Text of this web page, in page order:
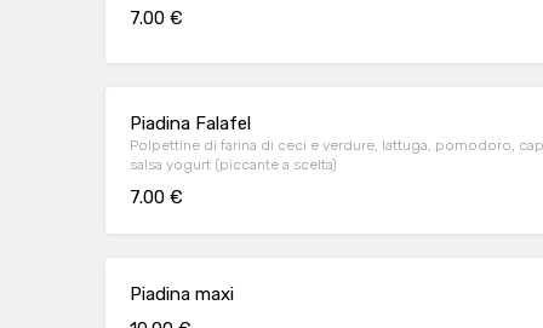
7.00 €
Piadina Falafel
Polpettine di farina di ceci e verdure, lattuga, pomodoro,
salsa yogurt (piccante a scelta)
7.00 €
Piadina maxi